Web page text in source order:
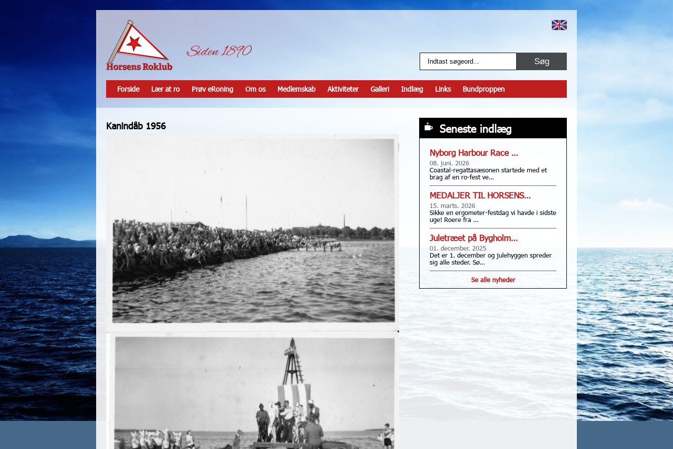
Forside Lær at ro Prøv eRoning Om os Medlemskab Aktiviteter Galleri Indlæg Links Bundproppen
Kanindåb 1956 Seneste indlæg
Nyborg Harbour Race …
08. juni. 2026
Coastal-regattasæsonen startede med et
brag af en ro-fest ve…
MEDALJER TIL HORSENS…
15. marts. 2026
Sikke en ergometer-festdag vi havde i sidste
uge! Roere fra …
Juletræet på Bygholm…
01. december. 2025
Det er 1. december og julehyggen spreder
sig alle steder. Sø…
Se alle nyheder